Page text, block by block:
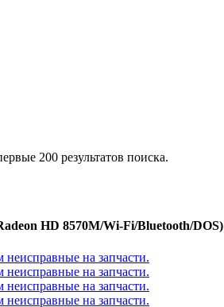
200 результатов поиска.
HD 8570M/Wi-Fi/Bluetooth/DOS)